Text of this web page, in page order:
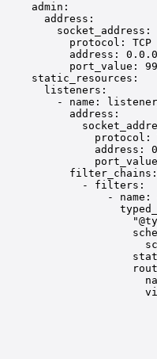
admin :
address :
socket_address :
protocol : TCP
address :
port_value :
static_resources :
listeners :
- name :
address :
protocol :
address :
port_value
filter_chains :
- filters :
- name :